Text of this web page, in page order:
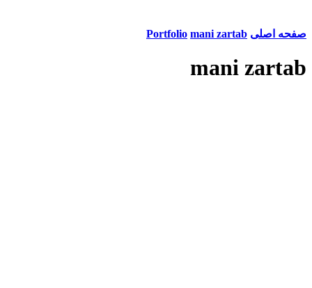
صفحه اصلی Portfolio mani zartab
mani zartab